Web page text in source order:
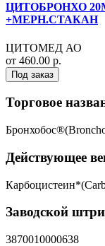
ЦИТОБРОНХО
+МЕРН.СТАКАН
ЦИТОМЕД АО
от 460.00 р.
Под заказ
Торговое
Действующее
Заводской
3870010000638